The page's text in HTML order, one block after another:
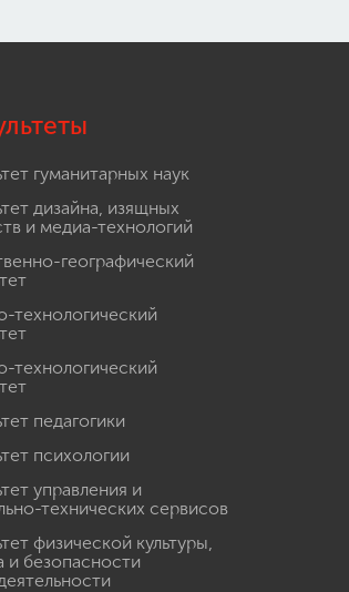
гуманитарных наук
дизайна, изящных
и медиа-технологий
географический
технологический
технологический
педагогики
психологии
управления и
технических сервисов
физической культуры,
и безопасности